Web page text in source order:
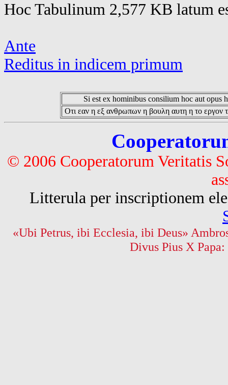
Hoc Tabulinum 2,577 KB latum
Ante
Reditus in indicem primum
Si est ex hominibus consilium hoc aut opus
Οτι εαν η εξ ανθρωπων η βουλη αυτη η το εργον
© 2006 Cooperatorum Veritatis
Litterula per inscriptionem
«Ubi Petrus, ibi Ecclesia, ibi Deus»
Divus Pius X Papa: